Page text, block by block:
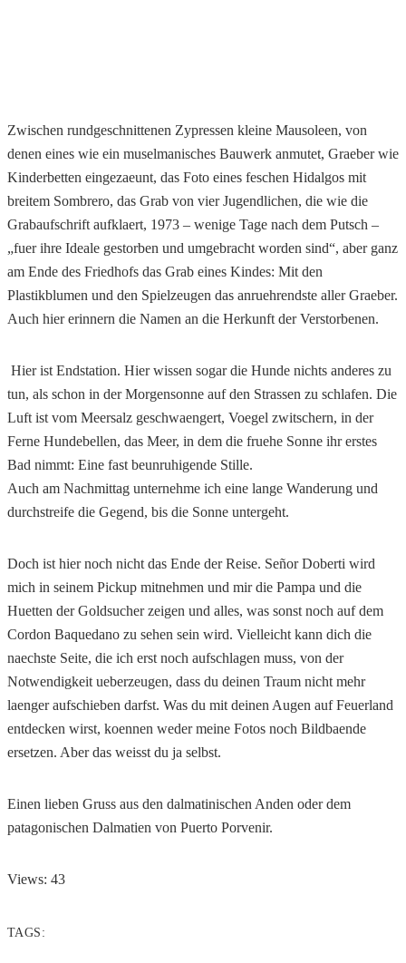
Zwischen rundgeschnittenen Zypressen kleine Mausoleen, von
denen eines wie ein muselmanisches Bauwerk anmutet, Graeber wie
Kinderbetten eingezaeunt, das Foto eines feschen Hidalgos mit
breitem Sombrero, das Grab von vier Jugendlichen, die wie die
Grabaufschrift aufklaert, 1973 – wenige Tage nach dem Putsch –
„fuer ihre Ideale gestorben und umgebracht worden sind“, aber ganz
am Ende des Friedhofs das Grab eines Kindes: Mit den
Plastikblumen und den Spielzeugen das anruehrendste aller Graeber.
Auch hier erinnern die Namen an die Herkunft der Verstorbenen.
Hier ist Endstation. Hier wissen sogar die Hunde nichts anderes zu
tun, als schon in der Morgensonne auf den Strassen zu schlafen. Die
Luft ist vom Meersalz geschwaengert, Voegel zwitschern, in der
Ferne Hundebellen, das Meer, in dem die fruehe Sonne ihr erstes
Bad nimmt: Eine fast beunruhigende Stille.
Auch am Nachmittag unternehme ich eine lange Wanderung und
durchstreife die Gegend, bis die Sonne untergeht.
Doch ist hier noch nicht das Ende der Reise. Señor Doberti wird
mich in seinem Pickup mitnehmen und mir die Pampa und die
Huetten der Goldsucher zeigen und alles, was sonst noch auf dem
Cordon Baquedano zu sehen sein wird. Vielleicht kann dich die
naechste Seite, die ich erst noch aufschlagen muss, von der
Notwendigkeit ueberzeugen, dass du deinen Traum nicht mehr
laenger aufschieben darfst. Was du mit deinen Augen auf Feuerland
entdecken wirst, koennen weder meine Fotos noch Bildbaende
ersetzen. Aber das weisst du ja selbst.
Einen lieben Gruss aus den dalmatinischen Anden oder dem
patagonischen Dalmatien von Puerto Porvenir.
Views: 43
TAGS: